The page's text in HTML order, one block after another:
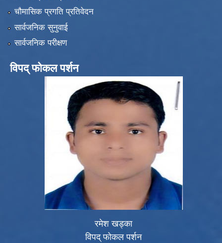
चौमासिक प्रगति प्रतिवेदन
सार्वजनिक सुनुवाई
सार्वजनिक परीक्षण
विपद् फोकल पर्शन
रमेश खड्का
विपद् फोकल पर्शन